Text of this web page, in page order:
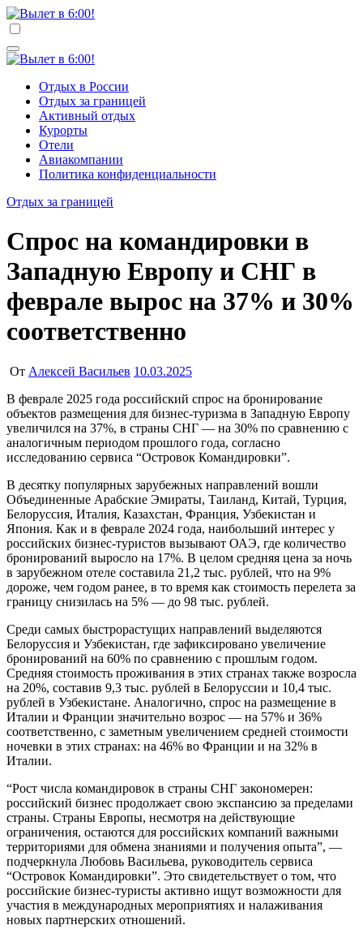
Перейти
к
Генеральный директор: Чернокоз Ольга Валерьевна
Учредитель ООО "Клуб регионов", ИНН 6685155934
Генеральный директор: Чернокоз Ольга Валерьевна
info@gosrf.ru +7 (495) 920-51-49
Отдых в России
Отдых за границей
Активный отдых
Курорты
Отели
Авиакомпании
Политика конфиденциальности
Отдых за границей
Спрос на командировки в
Западную Европу и СНГ в
феврале вырос на 37% и 30%
соответственно
От Алексей Васильев 10.03.2025
В феврале 2025 года российский спрос на бронирование
объектов размещения для бизнес-туризма в Западную Европу
увеличился на 37%, в страны СНГ — на 30% по сравнению с
аналогичным периодом прошлого года, согласно
исследованию сервиса “Островок Командировки”.
В десятку популярных зарубежных направлений вошли
Объединенные Арабские Эмираты, Таиланд, Китай, Турция,
Белоруссия, Италия, Казахстан, Франция, Узбекистан и
Япония. Как и в феврале 2024 года, наибольший интерес у
российских бизнес-туристов вызывают ОАЭ, где количество
бронирований выросло на 17%. В целом средняя цена за ночь
в зарубежном отеле составила 21,2 тыс. рублей, что на 9%
дороже, чем годом ранее, в то время как стоимость перелета за
границу снизилась на 5% — до 98 тыс. рублей.
Среди самых быстрорастущих направлений выделяются
Белоруссия и Узбекистан, где зафиксировано увеличение
бронирований на 60% по сравнению с прошлым годом.
Средняя стоимость проживания в этих странах также возросла
на 20%, составив 9,3 тыс. рублей в Белоруссии и 10,4 тыс.
рублей в Узбекистане. Аналогично, спрос на размещение в
Италии и Франции значительно возрос — на 57% и 36%
соответственно, с заметным увеличением средней стоимости
ночевки в этих странах: на 46% во Франции и на 32% в
Италии.
“Рост числа командировок в страны СНГ закономерен:
российский бизнес продолжает свою экспансию за пределами
страны. Страны Европы, несмотря на действующие
ограничения, остаются для российских компаний важными
территориями для обмена знаниями и получения опыта”, —
подчеркнула Любовь Васильева, руководитель сервиса
“Островок Командировки”. Это свидетельствует о том, что
российские бизнес-туристы активно ищут возможности для
участия в международных мероприятиях и налаживания
новых партнерских отношений.